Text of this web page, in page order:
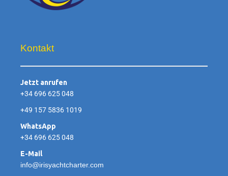
Kontakt
Jetzt anrufen
+34 696 625 048
+49 157 5836 1019
WhatsApp
+34 696 625 048
E-Mail
info@irisyachtcharter.com